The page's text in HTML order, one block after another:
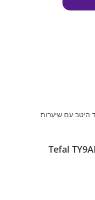
היטב עם שיערות
Tefal